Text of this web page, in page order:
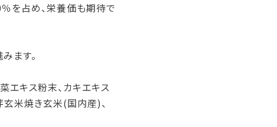
を占め、栄養価も期待で
ます。
エキス粉末、カキエキス
玄米焼き玄米(国内産)、